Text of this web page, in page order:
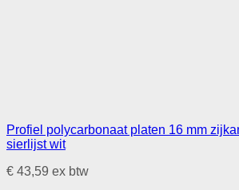
Profiel polycarbonaat platen 16 mm
sierlijst wit
€ 43,59 ex btw